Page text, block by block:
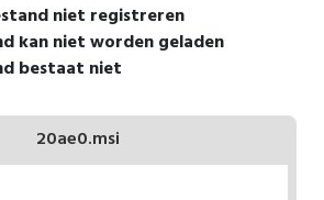
niet registreren
kan niet worden geladen
bestaat niet
20ae0.msi